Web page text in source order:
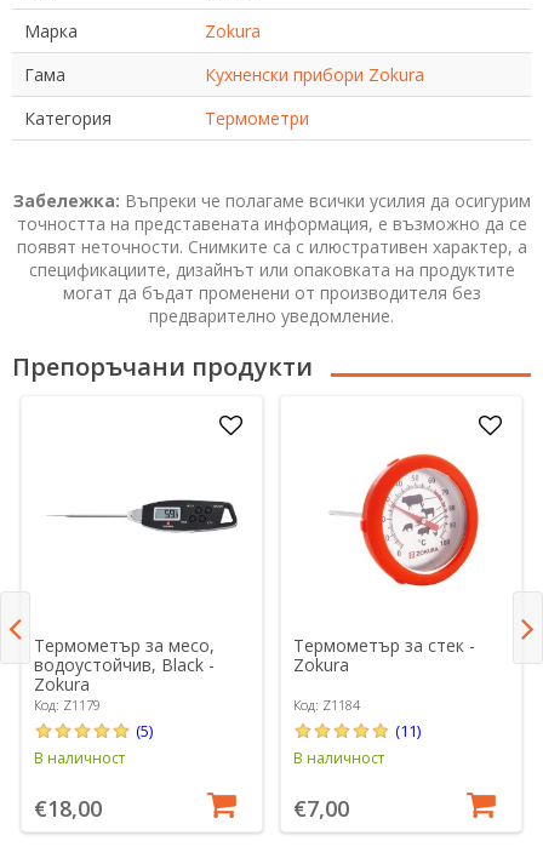
Марка
Zokura
Гама
Кухненски прибори Zokura
Категория
Термометри
Забележка: Въпреки че полагаме всички усилия да осигурим
точността на представената информация, е възможно да се
появят неточности. Снимките са с илюстративен характер, а
спецификациите, дизайнът или опаковката на продуктите
могат да бъдат променени от производителя без
предварително уведомление.
Препоръчани продукти
Термометър за месо,
водоустойчив, Black -
Zokura
Код: Z1179
(5)
В наличност
€18,00
Термометър за стек -
Zokura
Код: Z1184
(11)
В наличност
€7,00